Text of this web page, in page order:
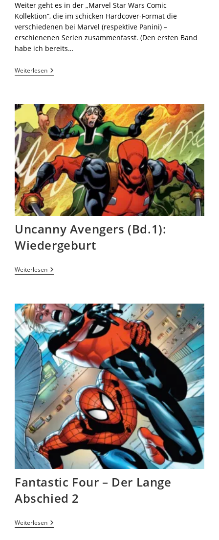
Weiter geht es in der „Marvel Star Wars Comic
Kollektion“, die im schicken Hardcover-Format die
verschiedenen bei Marvel (respektive Panini) –
erschienenen Serien zusammenfasst. (Den ersten Band
habe ich bereits…
Weiterlesen
Uncanny Avengers (Bd.1):
Wiedergeburt
Weiterlesen
Fantastic Four – Der Lange
Abschied 2
Weiterlesen